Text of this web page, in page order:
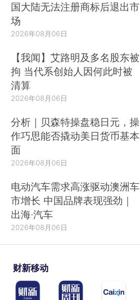
国大陆无法注册商标后退出市
场
2026年08月06日
【我闻】艾路明及多名股东被
拘 当代系创始人因何此时被
清算
2026年08月06日
分析｜贝森特操盘稳日元，操
作巧思能否撬动美日货币基本
面
2026年08月06日
电动汽车需求高涨驱动澳洲车
市增长 中国品牌表现强劲｜
出海·汽车
2026年08月06日
财新移动